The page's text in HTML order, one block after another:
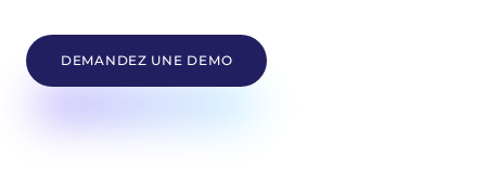
DEMANDEZ UNE DEMO